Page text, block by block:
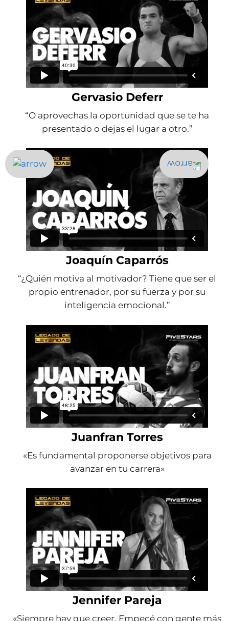
Gervasio Deferr
“O aprovechas la oportunidad que se te ha
presentado o dejas el lugar a otro.”
Joaquín Caparrós
“¿Quién motiva al motivador? Tiene que ser el
propio entrenador, por su fuerza y por su
inteligencia emocional.”
Juanfran Torres
«Es fundamental proponerse objetivos para
avanzar en tu carrera»
Jennifer Pareja
«Siempre hay que creer. Empecé con gente más